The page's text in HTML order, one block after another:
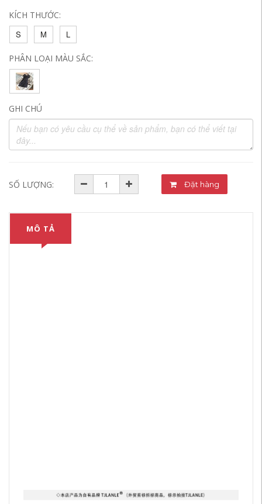
KÍCH THƯỚC:
S
M L
PHÂN LOẠI MÀU SẮC:
GHI CHÚ
SỐ LƯỢNG: Đặt hàng
MÔ TẢ